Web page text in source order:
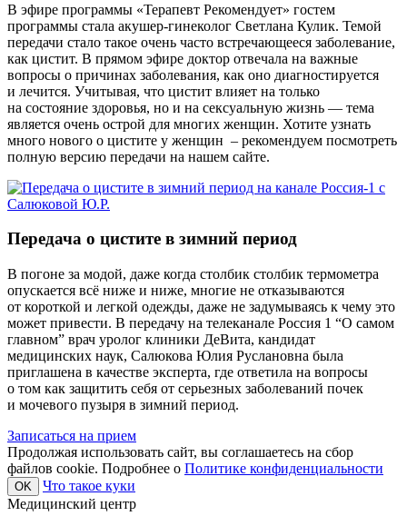
В эфире программы «Терапевт Рекомендует» гостем
программы стала акушер-гинеколог Светлана Кулик. Темой
передачи стало такое очень часто встречающееся заболевание,
как цистит. В прямом эфире доктор отвечала на важные
вопросы о причинах заболевания, как оно диагностируется
и лечится. Учитывая, что цистит влияет на только
на состояние здоровья, но и на сексуальную жизнь — тема
является очень острой для многих женщин. Хотите узнать
много нового о цистите у женщин – рекомендуем посмотреть
полную версию передачи на нашем сайте.
Передача о цистите в зимний период
В погоне за модой, даже когда столбик столбик термометра
опускается всё ниже и ниже, многие не отказываются
от короткой и легкой одежды, даже не задумываясь к чему это
может привести. В передачу на телеканале Россия 1 “О самом
главном” врач уролог клиники ДеВита, кандидат
медицинских наук, Салюкова Юлия Руслановна была
приглашена в качестве эксперта, где ответила на вопросы
о том как защитить себя от серьезных заболеваний почек
и мочевого пузыря в зимний период.
Записаться на прием
Продолжая использовать сайт, вы соглашаетесь на сбор
файлов cookie. Подробнее о Политике конфиденциальности
OK
Что такое куки
Медицинский центр